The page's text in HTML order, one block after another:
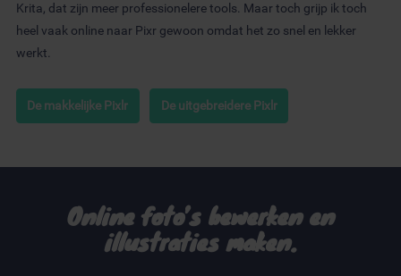
Krita, dat zijn meer professionelere tools. Maar toch grijp ik toch
heel vaak online naar Pixr gewoon omdat het zo snel en lekker
werkt.
De makkelijke Pixlr De uitgebreidere Pixlr
Online foto’s bewerken en
illustraties maken.